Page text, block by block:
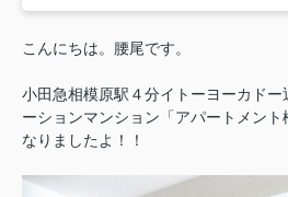
こんにちは。腰尾です。
小田急相模原駅４分イトーヨーカド
ーションマンション「アパートメン
なりましたよ！！